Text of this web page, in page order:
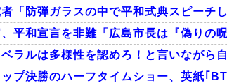
Powered by
者「防弾ガラスの中で平和式典スピーチ
平和宣言を非難「広島市長は『偽りの
ベラルは多様性を認めろ！と言いながら
ップ決勝のハーフタイムショー、英紙｢